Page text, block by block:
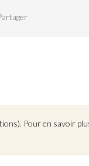
Pour en savoir